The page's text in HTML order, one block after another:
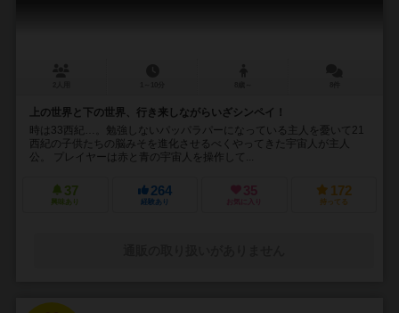
上の世界と下の世界、行き来しながらいざシンペイ！
時は33西紀…。勉強しないパッパラパーになっている主人を憂いて21
西紀の子供たちの脳みそを進化させるべくやってきた宇宙人が主人
公。 プレイヤーは赤と青の宇宙人を操作して...
37
興味あり
264
経験あり
35
お気に入り
172
持ってる